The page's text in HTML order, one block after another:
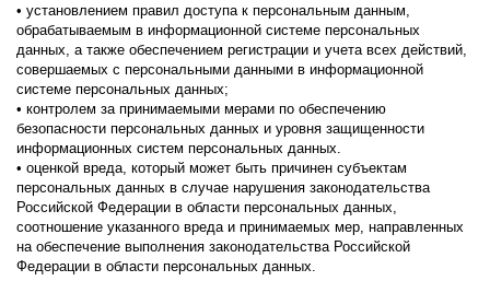
• установлением правил доступа к персональным данным,
обрабатываемым в информационной системе персональных
данных, а также обеспечением регистрации и учета всех действий,
совершаемых с персональными данными в информационной
системе персональных данных;
• контролем за принимаемыми мерами по обеспечению
безопасности персональных данных и уровня защищенности
информационных систем персональных данных.
• оценкой вреда, который может быть причинен субъектам
персональных данных в случае нарушения законодательства
Российской Федерации в области персональных данных,
соотношение указанного вреда и принимаемых мер, направленных
на обеспечение выполнения законодательства Российской
Федерации в области персональных данных.